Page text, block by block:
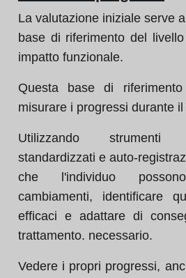
La valutazione iniziale serve
base di riferimento del
impatto funzionale.
Questa base di
misurare i progressi durante
Utilizzando
standardizzati e auto-
che l'individuo
cambiamenti, identificare
efficaci e adattare di
trattamento. necessario.
Vedere i propri progressi,